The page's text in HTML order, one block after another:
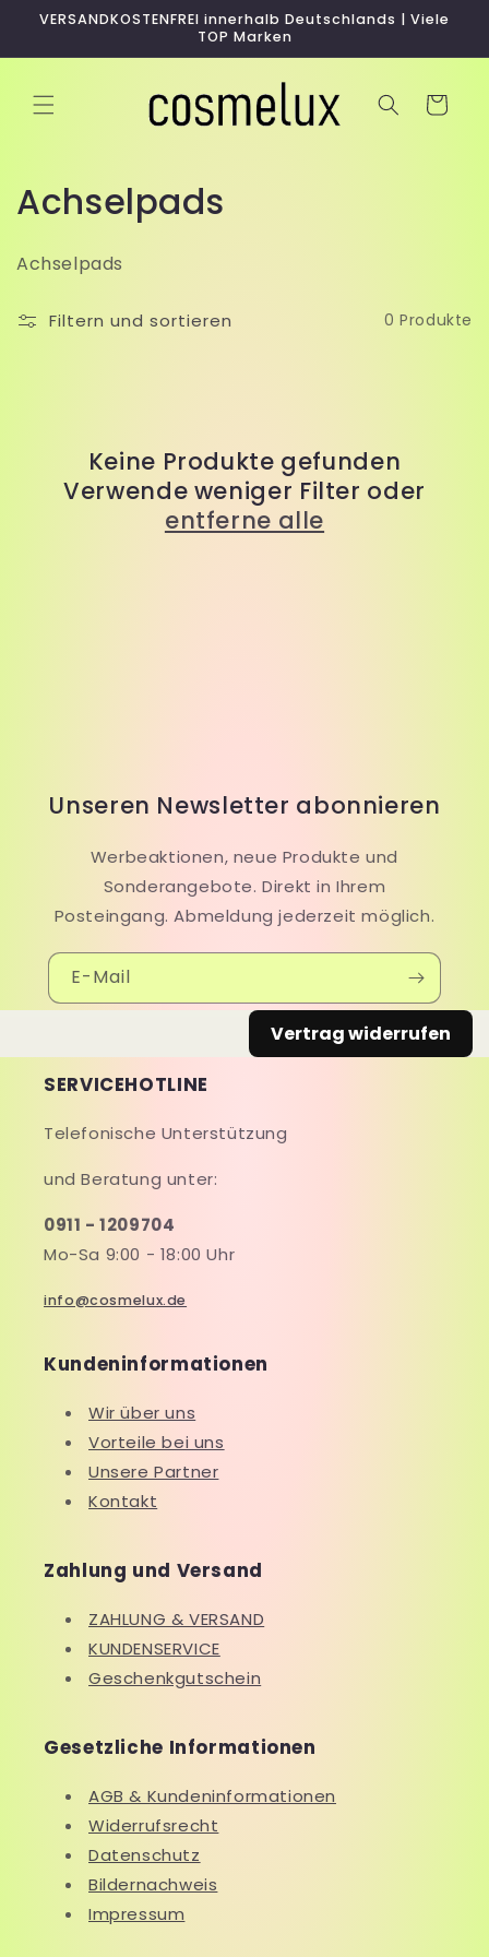
zum
VERSANDKOSTENFREI innerhalb Deutschlands | Viele
TOP Marken
Warenkorb
K
a
e
Achselpads
Achselpads
Filtern und sortieren 0 Produkte
Keine Produkte gefunden
Verwende weniger Filter oder
entferne alle
Unseren Newsletter abonnieren
Werbeaktionen, neue Produkte und
Sonderangebote. Direkt in Ihrem
Posteingang. Abmeldung jederzeit möglich.
E-Mail
Vertrag widerrufen
SERVICEHOTLINE
Telefonische Unterstützung
und Beratung unter:
0911 - 1209704
Mo-Sa 9:00 - 18:00 Uhr
info@cosmelux.de
Kundeninformationen
Wir über uns
Vorteile bei uns
Unsere Partner
Kontakt
Zahlung und Versand
ZAHLUNG & VERSAND
KUNDENSERVICE
Geschenkgutschein
Gesetzliche Informationen
AGB & Kundeninformationen
Widerrufsrecht
Datenschutz
Bildernachweis
Impressum